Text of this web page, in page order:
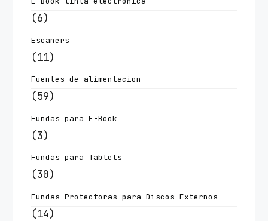
(6)
Escaners
(11)
Fuentes de alimentacion
(59)
Fundas para E-Book
(3)
Fundas para Tablets
(30)
Fundas Protectoras para Discos Externos
(14)